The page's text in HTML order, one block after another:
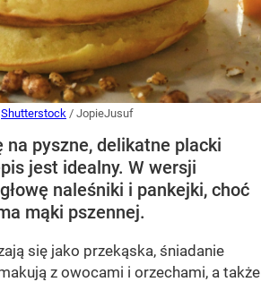
Shutterstock / JopieJusuf
pyszne, delikatne placki
jest idealny. W wersji
naleśniki i pankejki, choć
mąki pszennej.
się jako przekąska, śniadanie
z owocami i orzechami, a także